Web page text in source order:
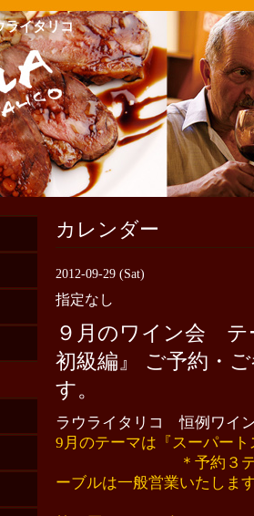
イタリコ
カレンダー
2012-09-29 (Sat)
指定なし
９月のワイン会 テ
初級編』 ご予約・
す。
ラウライタリコ 恒例ワイ
9月のテーマは『スーパー
＊予約３
ーブルは一般営業いたしま